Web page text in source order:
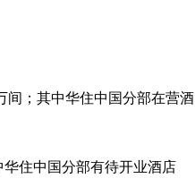
；其中华住中国分部在营酒
住中国分部有待开业酒店